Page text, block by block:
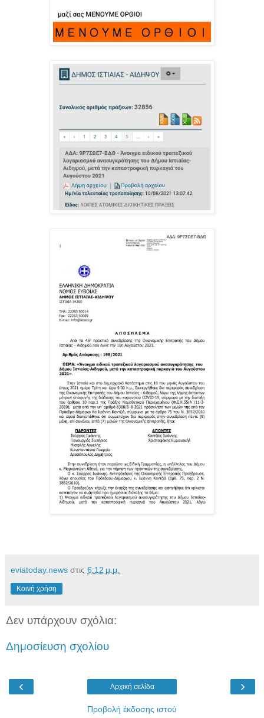
eviatoday.news στις 6:12 μ.μ.
Κοινή χρήση
Δεν υπάρχουν σχόλια:
Δημοσίευση σχολίου
‹ ›
Αρχική σελίδα
Προβολή έκδοσης ιστού